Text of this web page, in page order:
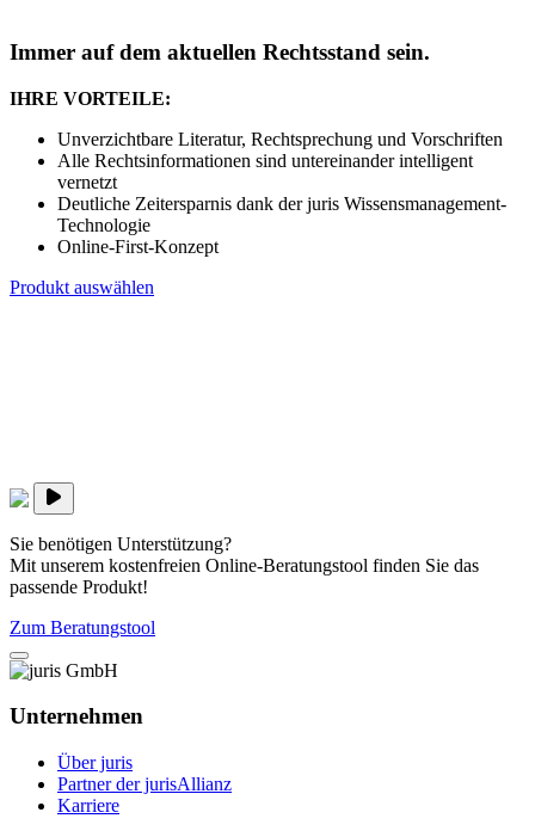
Immer auf dem aktuellen Rechtsstand sein.
IHRE VORTEILE:
Unverzichtbare Literatur, Rechtsprechung und Vorschriften
Alle Rechtsinformationen sind untereinander intelligent
vernetzt
Deutliche Zeitersparnis dank der juris Wissensmanagement-
Technologie
Online-First-Konzept
Produkt auswählen
Sie benötigen Unterstützung?
Mit unserem kostenfreien Online-Beratungstool finden Sie das
passende Produkt!
Zum Beratungstool
Unternehmen
Über juris
Partner der jurisAllianz
Karriere